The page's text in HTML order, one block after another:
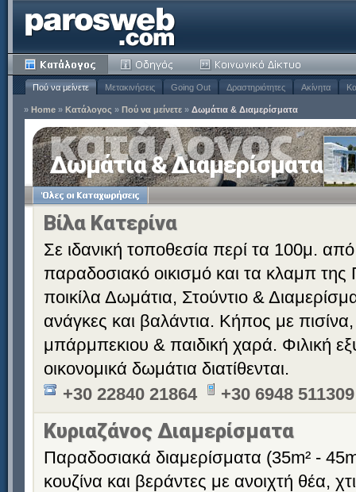
Πού να μείνετε Μετακινήσεις Going Out Δραστηριότητες Ακίνητα
» Home » Κατάλογος » Πού να μείνετε » Δωμάτια & Διαμερίσματα
Δωμάτια & Διαμερίσματα
Βίλα Κατερίνα
Σε ιδανική τοποθεσία περί τα 100μ.
παραδοσιακό οικισμό και τα κλαμπ της
ποικίλα Δωμάτια, Στούντιο &
ανάγκες και βαλάντια. Κήπος με
μπάρμπεκιου & παιδική χαρά. Φιλική
οικονομικά δωμάτια διατίθενται.
+30 22840 21864
+30 6948 511309
Κυριαζάνος Διαμερίσματα
Παραδοσιακά διαμερίσματα (35m² -
κουζίνα και βεράντες με ανοιχτή θέα,